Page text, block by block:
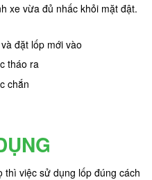
xe vừa đủ nhấc khỏi mặt đật.
đặt lốp mới vào
tháo ra
chắn
việc sử dụng lốp đúng cách